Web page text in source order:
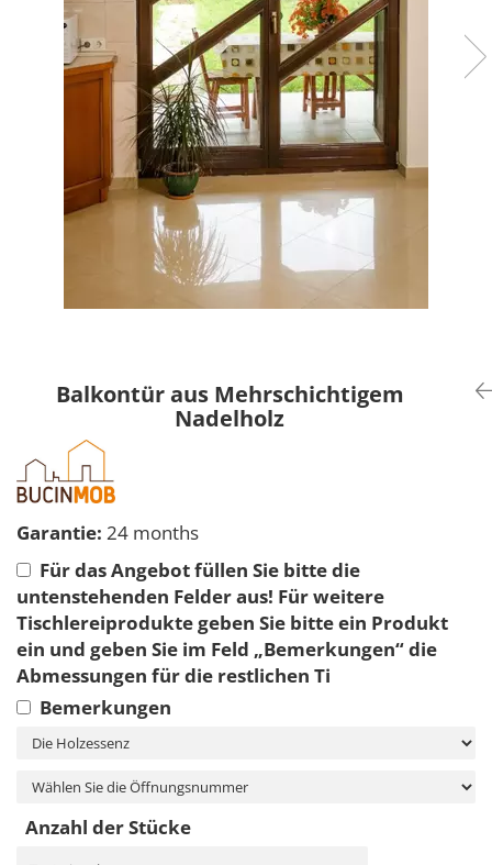
Balkontür aus Mehrschichtigem
Nadelholz
Garantie: 24 months
Für das Angebot füllen Sie bitte die
untenstehenden Felder aus! Für weitere
Tischlereiprodukte geben Sie bitte ein Produkt
ein und geben Sie im Feld „Bemerkungen“ die
Abmessungen für die restlichen Ti
Bemerkungen
Anzahl der Stücke